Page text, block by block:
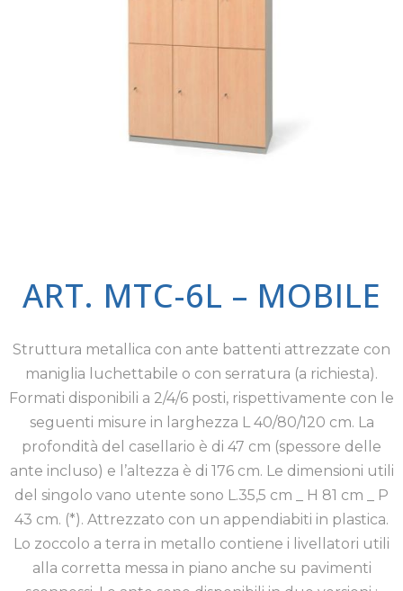
ART. MTC-6L – MOBILE
Struttura metallica con ante battenti attrezzate con
maniglia luchettabile o con serratura (a richiesta).
Formati disponibili a 2/4/6 posti, rispettivamente con le
seguenti misure in larghezza L 40/80/120 cm. La
profondità del casellario è di 47 cm (spessore delle
ante incluso) e l’altezza è di 176 cm. Le dimensioni utili
del singolo vano utente sono L.35,5 cm _ H 81 cm _ P
43 cm. (*). Attrezzato con un appendiabiti in plastica.
Lo zoccolo a terra in metallo contiene i livellatori utili
alla corretta messa in piano anche su pavimenti